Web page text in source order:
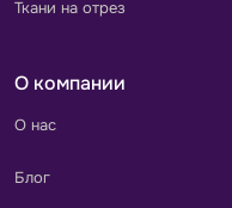
Ткани на отрез
О компании
О нас
Блог